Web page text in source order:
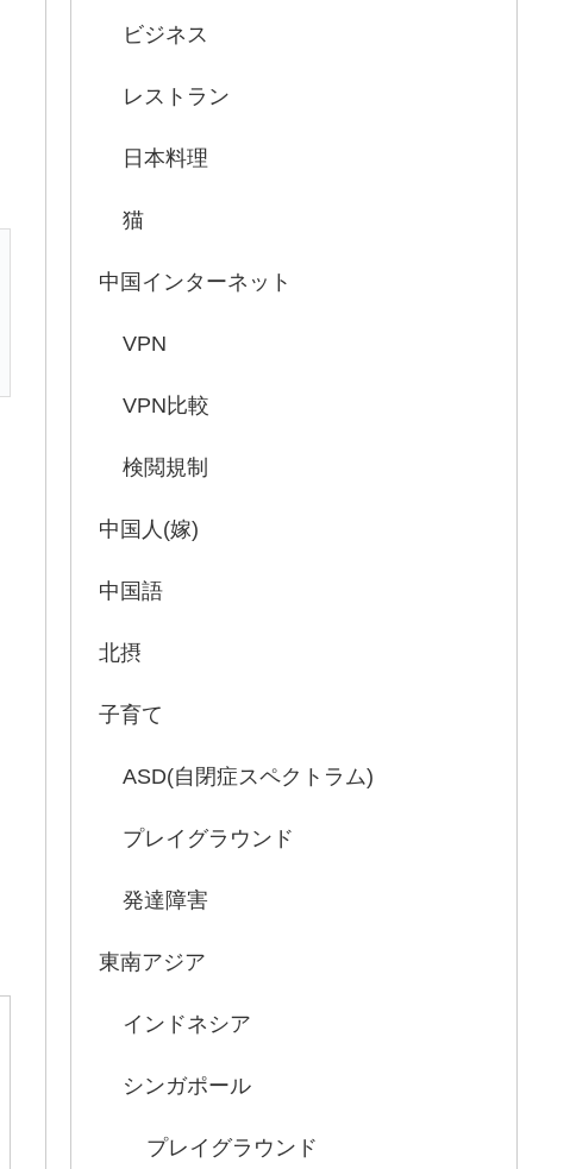
ビジネス
レストラン
日本料理
猫
中国インターネット
VPN
VPN比較
検閲規制
中国人(嫁)
中国語
北摂
子育て
ASD(自閉症スペクトラム)
プレイグラウンド
発達障害
東南アジア
インドネシア
シンガポール
プレイグラウンド